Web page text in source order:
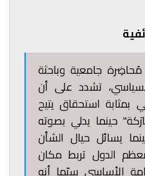
مُحاضِرة جامعية وباحثة
تشدد على أن
بمثابة استحقاق يتيح
حينما يدلي بصوته
يسائل حيال الشأن
الدول تربط مكان
الأساسي سيّما أنه